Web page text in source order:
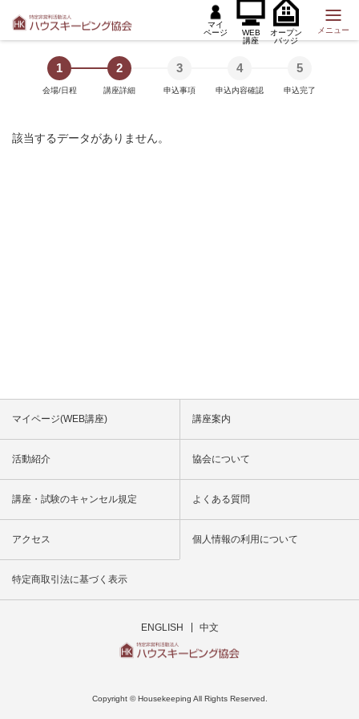
マイ
ページ
WEB
講座
オープン
バッジ
メニュー
1
会場/日程
2
講座詳細
3
申込事項
4
申込内容確認
5
申込完了
該当するデータがありません。
マイページ(WEB講座) 講座案内
活動紹介 協会について
講座・試験のキャンセル規定 よくある質問
アクセス 個人情報の利用について
特定商取引法に基づく表示
ENGLISH 中文
Copyright © Housekeeping All Rights Reserved.